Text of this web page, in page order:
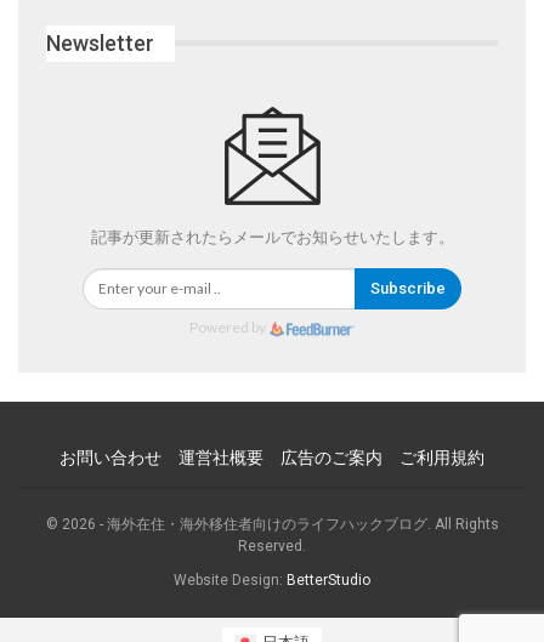
Newsletter
記事が更新されたらメールでお知らせいたします。
Subscribe
Powered by
お問い合わせ 運営社概要 広告のご案内 ご利用規約
© 2026 - 海外在住・海外移住者向けのライフハックブログ. All Rights
Reserved.
Website Design: BetterStudio